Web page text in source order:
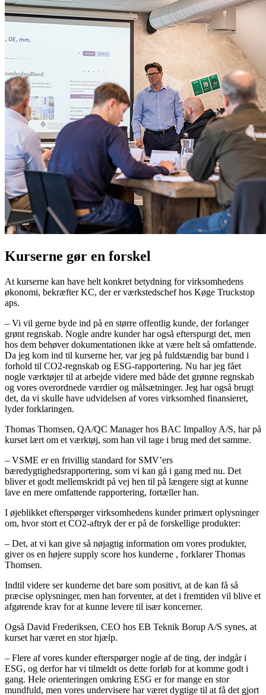
Kurserne gør en forskel
At kurserne kan have helt konkret betydning for virksomhedens
økonomi, bekræfter KC, der er værkstedschef hos Køge Truckstop
aps.
– Vi vil gerne byde ind på en større offentlig kunde, der forlanger
grønt regnskab. Nogle andre kunder har også efterspurgt det, men
hos dem behøver dokumentationen ikke at være helt så omfattende.
Da jeg kom ind til kurserne her, var jeg på fuldstændig bar bund i
forhold til CO2-regnskab og ESG-rapportering. Nu har jeg fået
nogle værktøjer til at arbejde videre med både det grønne regnskab
og vores overordnede værdier og målsætninger. Jeg har også brugt
det, da vi skulle have udvidelsen af vores virksomhed finansieret,
lyder forklaringen.
Thomas Thomsen, QA/QC Manager hos BAC Impalloy A/S, har på
kurset lært om et værktøj, som han vil tage i brug med det samme.
– VSME er en frivillig standard for SMV’ers
bæredygtighedsrapportering, som vi kan gå i gang med nu. Det
bliver et godt mellemskridt på vej hen til på længere sigt at kunne
lave en mere omfattende rapportering, fortæller han.
I øjeblikket efterspørger virksomhedens kunder primært oplysninger
om, hvor stort et CO2-aftryk der er på de forskellige produkter:
– Det, at vi kan give så nøjagtig information om vores produkter,
giver os en højere supply score hos kunderne , forklarer Thomas
Thomsen.
Indtil videre ser kunderne det bare som positivt, at de kan få så
præcise oplysninger, men han forventer, at det i fremtiden vil blive et
afgørende krav for at kunne levere til især koncerner.
Også David Frederiksen, CEO hos EB Teknik Borup A/S synes, at
kurset har været en stor hjælp.
– Flere af vores kunder efterspørger nogle af de ting, der indgår i
ESG, og derfor har vi tilmeldt os dette forløb for at komme godt i
gang. Hele orienteringen omkring ESG er for mange en stor
mundfuld, men vores undervisere har været dygtige til at få det gjort